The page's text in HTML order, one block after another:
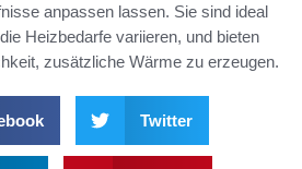
anpassen lassen. Sie sind ideal
Heizbedarfe variieren, und bieten
zusätzliche Wärme zu erzeugen.
Twitter